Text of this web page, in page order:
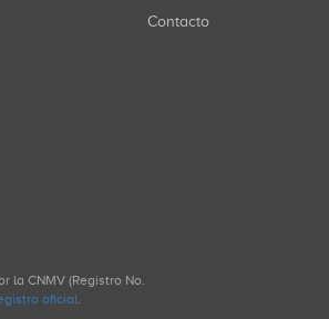
Contacto
la CNMV (Registro No.
oficial.